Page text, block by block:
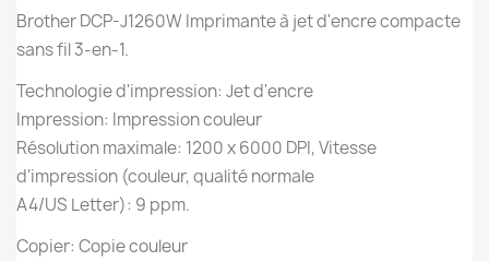
Brother DCP-J1260W Imprimante à jet d'encre compacte
sans fil 3-en-1.
Technologie d'impression: Jet d'encre
Impression: Impression couleur
Résolution maximale: 1200 x 6000 DPI, Vitesse
d'impression (couleur, qualité normale
A4/US Letter): 9 ppm.
Copier: Copie couleur